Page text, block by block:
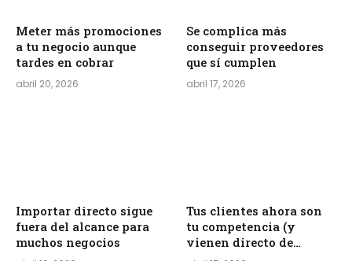
Meter más promociones
a tu negocio aunque
tardes en cobrar
abril 20, 2026
Se complica más
conseguir proveedores
que sí cumplen
abril 17, 2026
Importar directo sigue
fuera del alcance para
muchos negocios
Tus clientes ahora son
tu competencia (y
vienen directo de
China)